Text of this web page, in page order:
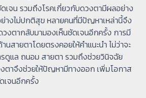
เจน รวมถึงโรคเกี่ยวกับดวงตามีผลอย่าง
ย่างไม่ปกติสุข หลายคนที่มีปัญหาเหล่านี้จึง
วงตากลับมามองเห็นชัดเจนอีกครั้ง การมี
สายตาโดยตรงคอยให้คำแนะนำ ไม่ว่าจะ
ดูแล ถนอม สายตา รวมถึงช่วยวินิจฉัย
ตาจึงช่วยให้ปัญหามีทางออก เพิ่มโอกาส
เจนอีกครั้ง